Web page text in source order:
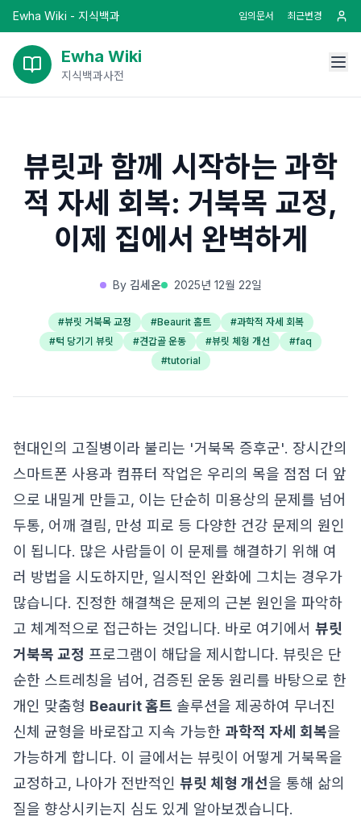
Ewha Wiki - 지식백과 임의문서 최근변경
Ewha Wiki
지식백과사전
뷰릿과 함께 시작하는 과학
적 자세 회복: 거북목 교정,
이제 집에서 완벽하게
By 김세온 2025년 12월 22일
#뷰릿 거북목 교정 #Beaurit 홈트 #과학적 자세 회복
#턱 당기기 뷰릿 #견갑골 운동 #뷰릿 체형 개선 #faq
#tutorial
현대인의 고질병이라 불리는 '거북목 증후군'. 장시간의
스마트폰 사용과 컴퓨터 작업은 우리의 목을 점점 더 앞
으로 내밀게 만들고, 이는 단순히 미용상의 문제를 넘어
두통, 어깨 결림, 만성 피로 등 다양한 건강 문제의 원인
이 됩니다. 많은 사람들이 이 문제를 해결하기 위해 여
러 방법을 시도하지만, 일시적인 완화에 그치는 경우가
많습니다. 진정한 해결책은 문제의 근본 원인을 파악하
고 체계적으로 접근하는 것입니다. 바로 여기에서 뷰릿
거북목 교정 프로그램이 해답을 제시합니다. 뷰릿은 단
순한 스트레칭을 넘어, 검증된 운동 원리를 바탕으로 한
개인 맞춤형 Beaurit 홈트 솔루션을 제공하여 무너진
신체 균형을 바로잡고 지속 가능한 과학적 자세 회복을
가능하게 합니다. 이 글에서는 뷰릿이 어떻게 거북목을
교정하고, 나아가 전반적인 뷰릿 체형 개선을 통해 삶의
질을 향상시키는지 심도 있게 알아보겠습니다.